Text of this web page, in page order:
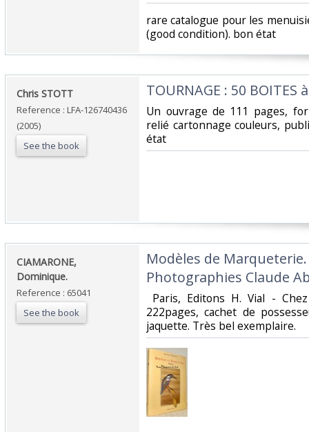
‎rare catalogue pour les
(good condition). bon état ‎
‎Chris STOTT‎
Reference : LFA-126740436
(2005)
See the book
‎TOURNAGE : 50 BOITES
‎Un ouvrage de 111 pages,
relié cartonnage couleurs,
état‎
‎CIAMARONE,
Dominique.‎
Reference : 65041
See the book
‎Modèles de
Photographies Claude
Paris, Editons H. Vial -
222pages, cachet de
jaquette. Très bel exemplaire.‎